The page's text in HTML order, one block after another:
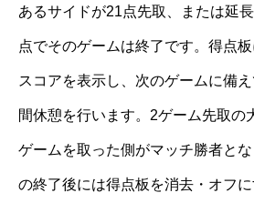
あるサイドが21点先取、または延
点でそのゲームは終了です。得点
スコアを表示し、次のゲームに備
間休憩を行います。2ゲーム先取の
ゲームを取った側がマッチ勝者と
の終了後には得点板を消去・オフ